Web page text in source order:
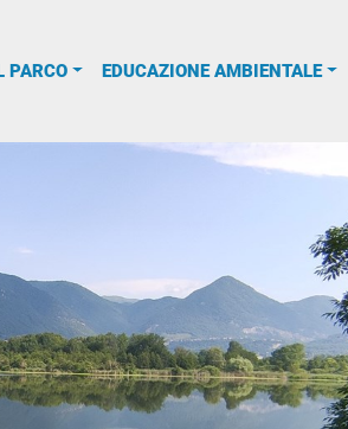
PARCO EDUCAZIONE AMBIENTALE